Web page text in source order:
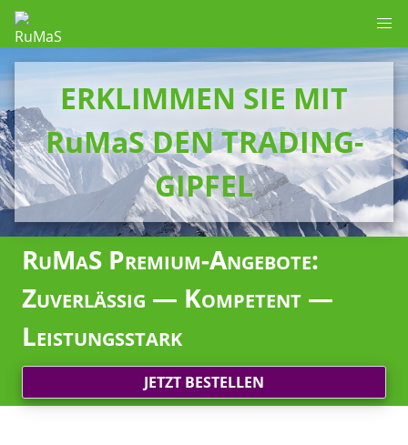
ERKLIMMEN SIE MIT
RuMaS DEN TRADING-
GIPFEL
RuMaS Premium-Angebote:
Zuverlässig — Kompetent —
Leistungsstark
JETZT BESTELLEN